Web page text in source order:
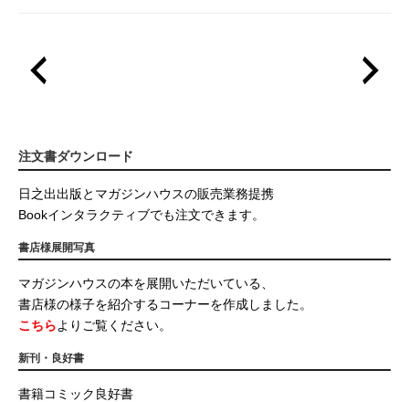
注文書ダウンロード
日之出出版とマガジンハウスの販売業務提携
Bookインタラクティブでも注文できます。
書店様展開写真
マガジンハウスの本を展開いただいている、
書店様の様子を紹介するコーナーを作成しました。
こちらよりご覧ください。
新刊・良好書
書籍コミック良好書